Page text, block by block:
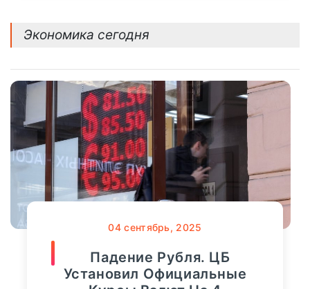
Экономика сегодня
04 сентябрь, 2025
Падение Рубля. ЦБ
Установил Официальные